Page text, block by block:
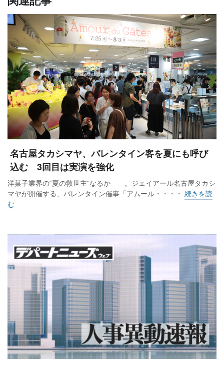
名古屋タカシマヤ、バレンタイン客を夏にも呼び
込む 3回目は実演を強化
洋菓子業界の‟夏の救世主”なるか――。ジェイアール名古屋タカシ
マヤが開催する、バレンタイン催事「アムール・・・・ 続きを読
む